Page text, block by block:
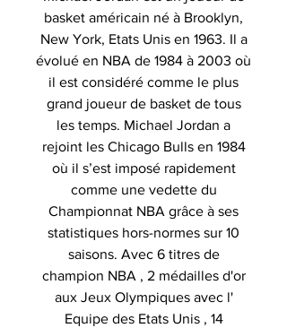
basket américain né à Brooklyn,
New York, Etats Unis en 1963. Il a
évolué en NBA de 1984 à 2003 où
il est considéré comme le plus
grand joueur de basket de tous
les temps. Michael Jordan a
rejoint les Chicago Bulls en 1984
où il s’est imposé rapidement
comme une vedette du
Championnat NBA grâce à ses
statistiques hors-normes sur 10
saisons. Avec 6 titres de
champion NBA , 2 médailles d'or
aux Jeux Olympiques avec l'
Equipe des Etats Unis , 14